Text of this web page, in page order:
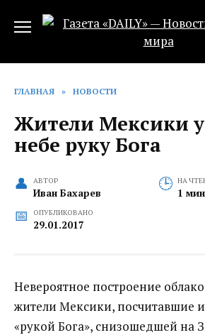
ГЛАВНАЯ » НОВОСТИ
Жители Мексики
небе руку Бога
АВТОР
Иван Бахарев
НА
1 мин
ОПУБЛИКОВАНО
29.01.2017
Невероятное построение
жители Мексики, посчитавшие
«рукой Бога», снизошедшей на